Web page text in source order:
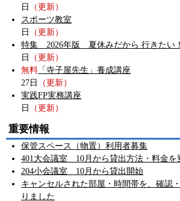
日
（更新）
スポーツ教室 7
日
（更新）
特集 2026年版 夏休みだから 行きたい
日
（更新）
無料 「寺子屋先生」養成講座 7
27日
（更新）
実践FP実務講座 7
日
（更新）
重要情報
保管スペース（物置）利用者募集
401大会議室 10月から貸出方法・料金を
204小会議室 10月から貸出開始
キャンセルされた部屋・時間帯を、確認
りました